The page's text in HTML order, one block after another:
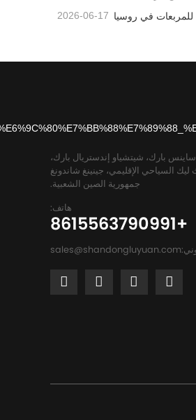
للمربعات في روسيا 2026-06-17
ساينس بارك، شيتشياو إندستريال بارك،
ليك السياحي الإقليمي، جينينغ شاندونغ
جمهورية الصين الشعبية.
هاتف:
+8615563790991
sales@shandongluyuan.com